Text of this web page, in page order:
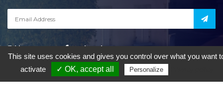
Notre page acebook
This site uses cookies and gives you control over what you want
activate
✓ OK, accept all Personalize